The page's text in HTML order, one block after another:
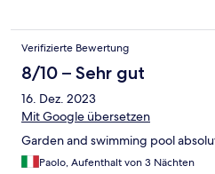
Verifizierte Bewertung
8/10 – Sehr gut
16. Dez. 2023
Mit Google übersetzen
Garden and swimming pool
Paolo, Aufenthalt von 3 Nächten